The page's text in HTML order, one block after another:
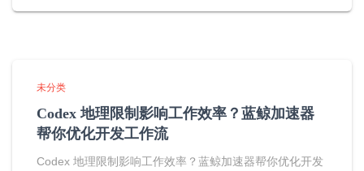
未分类
Codex 地理限制影响工作效率？蓝鲸加速器
帮你优化开发工作流
Codex 地理限制影响工作效率？蓝鲸加速器帮你优化开发